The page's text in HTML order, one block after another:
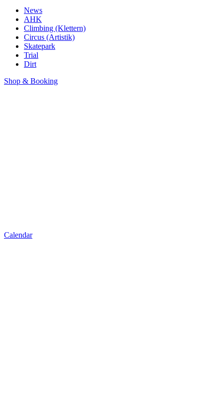
News
AHK
Climbing (Klettern)
Circus (Artistik)
Skatepark
Trial
Dirt
Shop & Booking
Calendar